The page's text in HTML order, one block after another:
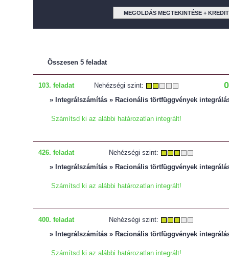
MEGOLDÁS MEGTEKINTÉSE +
Összesen 5 feladat
103. feladat Nehézségi szint:
» Integrálszámítás » Racionális törtfüggvények
Számítsd ki az alábbi határozatlan integrált!
426. feladat
Nehézségi szint:
» Integrálszámítás » Racionális törtfüggvények
Számítsd ki az alábbi határozatlan integrált!
400. feladat
Nehézségi szint:
» Integrálszámítás » Racionális törtfüggvények
Számítsd ki az alábbi határozatlan integrált!